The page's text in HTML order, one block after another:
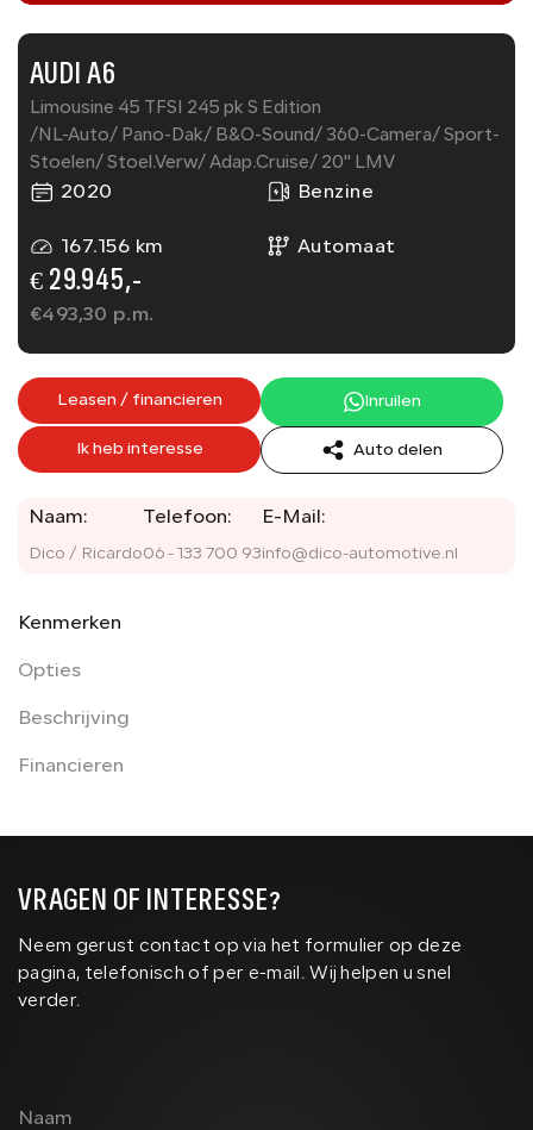
AUDI A6
Limousine 45 TFSI 245 pk S Edition
/NL-Auto/ Pano-Dak/ B&O-Sound/ 360-Camera/ Sport-
Stoelen/ Stoel.Verw/ Adap.Cruise/ 20'' LMV
2020 Benzine
167.156 km Automaat
€ 29.945,-
€493,30 p.m.
Leasen / financieren Inruilen
Ik heb interesse Auto delen
Naam:
Dico / Ricardo
Telefoon:
06 - 133 700 93
E-Mail:
info@dico-automotive.nl
Kenmerken
Opties
Beschrijving
Financieren
VRAGEN OF INTERESSE?
Neem gerust contact op via het formulier op deze
pagina, telefonisch of per e-mail. Wij helpen u snel
verder.
Naam